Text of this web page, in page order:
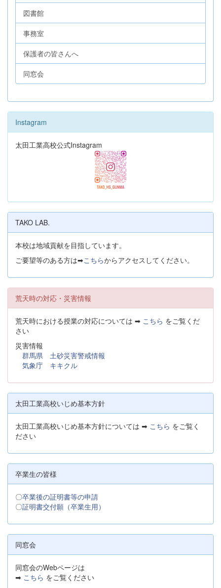
図書館
事務室
保護者の皆さんへ
同窓会
Instagram
太田工業高校公式Instagram
TAKO LAB.
本校は地域貢献を目指しています。
ご要望等のある方は➡こちらからアクセスしてください。
荒天時の対応・災害情報
荒天時における授業の対応については ➡ こちら をご覧くだ
さい
災害情報
群馬県 土砂災害警戒情報
気象庁 キキクル
太田工業高校いじめ基本方針
太田工業高校いじめ基本方針については ➡ こちら をご覧く
ださい
卒業生の皆様
〇卒業後の証明書等の申請
〇証明書交付願（卒業生用）
同窓会
同窓会のWebページは
➡ こちら をご覧ください